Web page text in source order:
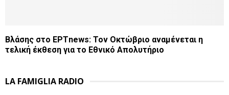
Βλάσης στο ΕΡΤnews: Τον Οκτώβριο αναμένεται η
τελική έκθεση για το Εθνικό Απολυτήριο
LA FAMIGLIA RADIO